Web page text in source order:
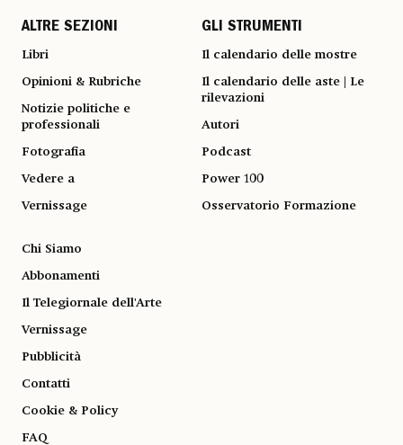
ALTRE SEZIONI
Libri
Opinioni & Rubriche
Notizie politiche e
professionali
Fotografia
Vedere a
Vernissage
GLI STRUMENTI
Il calendario delle mostre
Il calendario delle aste | Le
rilevazioni
Autori
Podcast
Power 100
Osservatorio Formazione
Chi Siamo
Abbonamenti
Il Telegiornale dell'Arte
Vernissage
Pubblicità
Contatti
Cookie & Policy
FAQ